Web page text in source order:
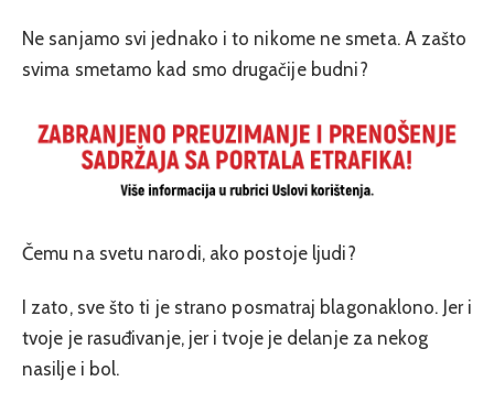
Ne sanjamo svi jednako i to nikome ne smeta. A zašto
svima smetamo kad smo drugačije budni?
Čemu na svetu narodi, ako postoje ljudi?
I zato, sve što ti je strano posmatraj blagonaklono. Jer i
tvoje je rasuđivanje, jer i tvoje je delanje za nekog
nasilje i bol.